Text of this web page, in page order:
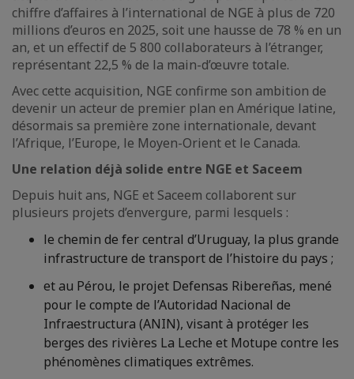
chiffre d’affaires à l’international de NGE à plus de 720
millions d’euros en 2025, soit une hausse de 78 % en un
an, et un effectif de 5 800 collaborateurs à l’étranger,
représentant 22,5 % de la main-d’œuvre totale.
Avec cette acquisition, NGE confirme son ambition de
devenir un acteur de premier plan en Amérique latine,
désormais sa première zone internationale, devant
l’Afrique, l’Europe, le Moyen-Orient et le Canada.
Une relation déjà solide entre NGE et Saceem
Depuis huit ans, NGE et Saceem collaborent sur
plusieurs projets d’envergure, parmi lesquels :
le chemin de fer central d’Uruguay, la plus grande
infrastructure de transport de l’histoire du pays ;
et au Pérou, le projet Defensas Ribereñas, mené
pour le compte de l’Autoridad Nacional de
Infraestructura (ANIN), visant à protéger les
berges des rivières La Leche et Motupe contre les
phénomènes climatiques extrêmes.